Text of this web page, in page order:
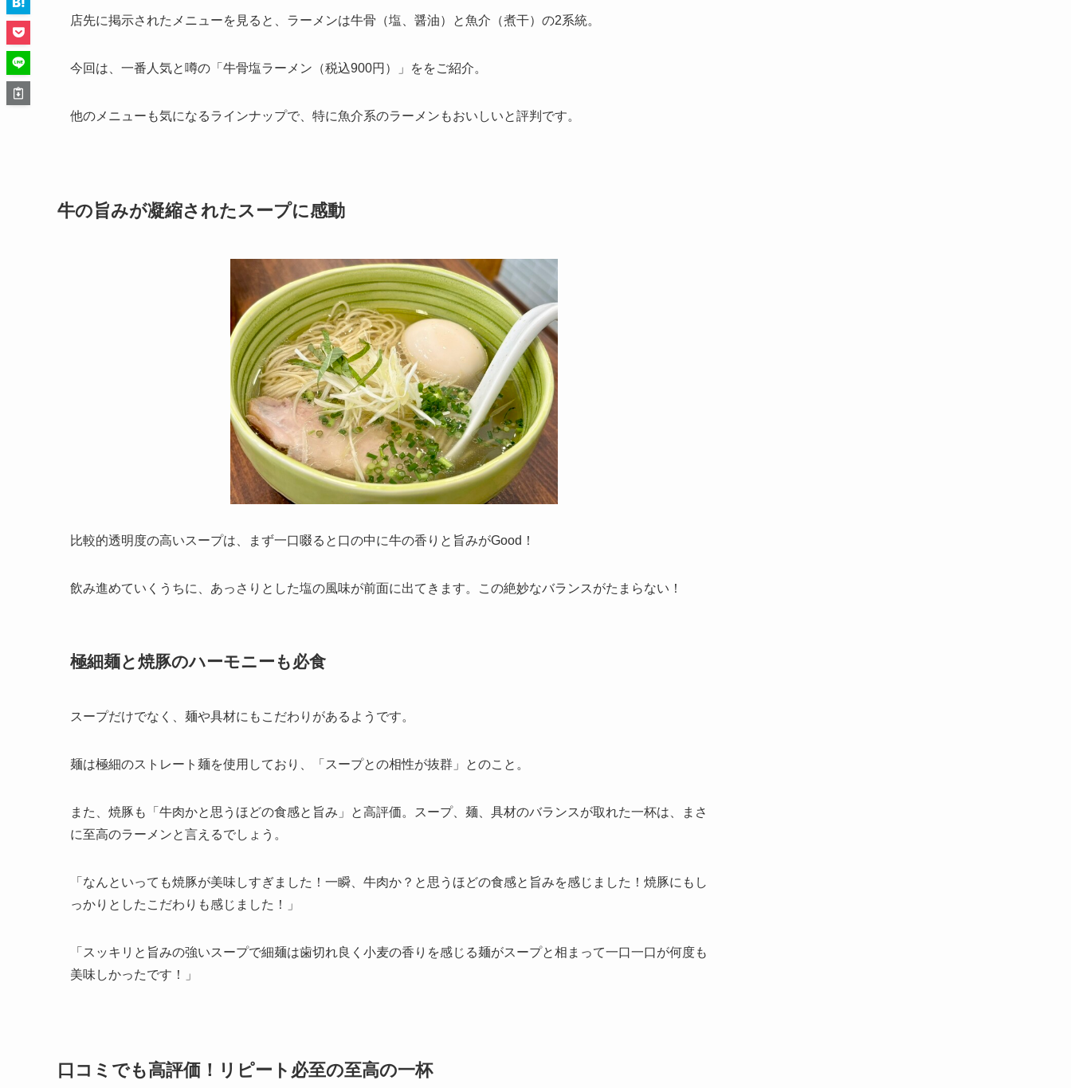
店先に掲示されたメニューを見ると、ラーメンは牛骨（塩、醤油）と魚介（煮干）の2系統。
今回は、一番人気と噂の「牛骨塩ラーメン（税込900円）」ををご紹介。
他のメニューも気になるラインナップで、特に魚介系のラーメンもおいしいと評判です。
牛の旨みが凝縮されたスープに感動
比較的透明度の高いスープは、まず一口啜ると口の中に牛の香りと旨みがGood！
飲み進めていくうちに、あっさりとした塩の風味が前面に出てきます。この絶妙なバランスがたまらない！
極細麺と焼豚のハーモニーも必食
スープだけでなく、麺や具材にもこだわりがあるようです。
麺は極細のストレート麺を使用しており、「スープとの相性が抜群」とのこと。
また、焼豚も「牛肉かと思うほどの食感と旨み」と高評価。スープ、麺、具材のバランスが取れた一杯は、まさ
に至高のラーメンと言えるでしょう。
「なんといっても焼豚が美味しすぎました！一瞬、牛肉か？と思うほどの食感と旨みを感じました！焼豚にもし
っかりとしたこだわりも感じました！」
「スッキリと旨みの強いスープで細麺は歯切れ良く小麦の香りを感じる麺がスープと相まって一口一口が何度も
美味しかったです！」
口コミでも高評価！リピート必至の至高の一杯